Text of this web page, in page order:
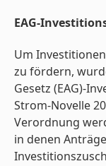
EAG-
Um
zu fördern,
Gesetz (EAG)-
Strom-Novelle
Verordnung
in denen